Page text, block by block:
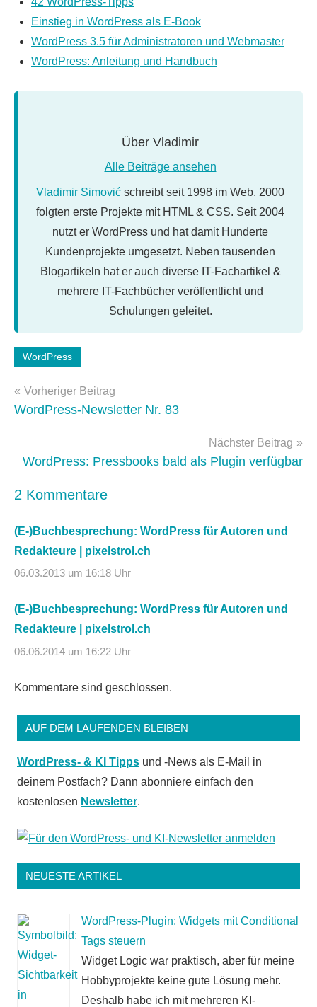
Einstieg in WordPress als E-Book
WordPress 3.5 für Administratoren und Webmaster
WordPress: Anleitung und Handbuch
Über Vladimir
Alle Beiträge ansehen
Vladimir Simović schreibt seit 1998 im Web. 2000
folgten erste Projekte mit HTML & CSS. Seit 2004
nutzt er WordPress und hat damit Hunderte
Kundenprojekte umgesetzt. Neben tausenden
Blogartikeln hat er auch diverse IT-Fachartikel &
mehrere IT-Fachbücher veröffentlicht und
Schulungen geleitet.
Schlagwörter:
books,
wordpress-
WordPress
Beitragsnavigation
Vorheriger Beitrag
WordPress-Newsletter Nr. 83
Nächster Beitrag
WordPress: Pressbooks bald als Plugin verfügbar
2 Kommentare
(E-)Buchbesprechung: WordPress für Autoren und
Redakteure | pixelstrol.ch
06.03.2013 um 16:18 Uhr
(E-)Buchbesprechung: WordPress für Autoren und
Redakteure | pixelstrol.ch
06.06.2014 um 16:22 Uhr
Kommentare sind geschlossen.
AUF DEM LAUFENDEN BLEIBEN
WordPress- & KI Tipps und -News als E-Mail in
deinem Postfach? Dann abonniere einfach den
kostenlosen Newsletter.
NEUESTE ARTIKEL
WordPress-Plugin: Widgets mit Conditional
Tags steuern
Widget Logic war praktisch, aber für meine
Hobbyprojekte keine gute Lösung mehr.
Deshalb habe ich mit mehreren KI-